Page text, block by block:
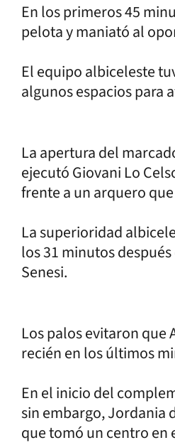
En los primeros 45
pelota y maniató al
El equipo albiceleste
algunos espacios para
La apertura del
ejecutó Giovani Lo
frente a un arquero
La superioridad
los 31 minutos
Senesi.
Los palos evitaron que
recién en los últimos
En el inicio del
sin embargo, Jordania
que tomó un centro en